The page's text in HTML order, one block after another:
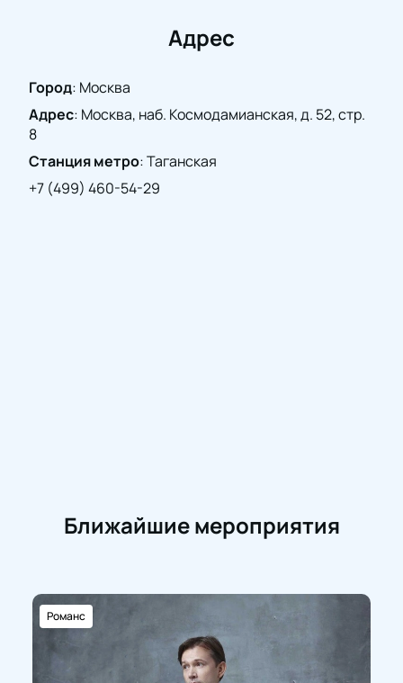
музыки и насладиться бессмертными
произведениями Моцарта. Покупка билетов на
себе место на этом уникальном событии.
Возможностькупить билетыможет больше не
представиться, поэтому действуйте сейчас.
Адрес
Город: Москва
Адрес: Москва, наб. Космодамианская, д. 52, стр.
8
Станция метро:Таганская
+7 (499) 460-54-29
Ближайшие мероприятия
Романс